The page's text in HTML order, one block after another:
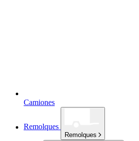
Camiones
Remolques
Remolques